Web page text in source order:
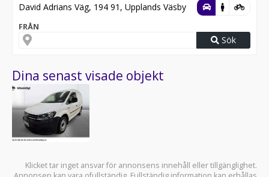
David Adrians Väg, 194 91, Upplands Väsby
FRÅN
Sök
Dina senast visade objekt
Klicket tar inget ansvar för annonsens innehåll eller tillgänglighet.